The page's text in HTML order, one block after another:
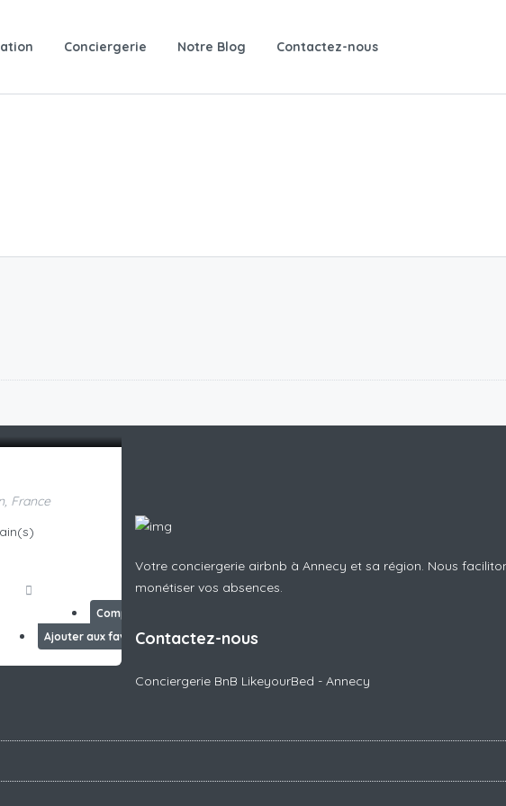
Conciergerie Notre Blog Contactez-nous
France
Compare
Ajouter aux favoris
Votre conciergerie airbnb à Annecy et sa région. Nous
monétiser vos absences.
Contactez-nous
Conciergerie BnB LikeyourBed - Annecy